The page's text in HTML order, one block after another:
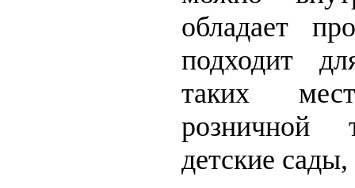
обладает
подходит
таких
розничной
детские